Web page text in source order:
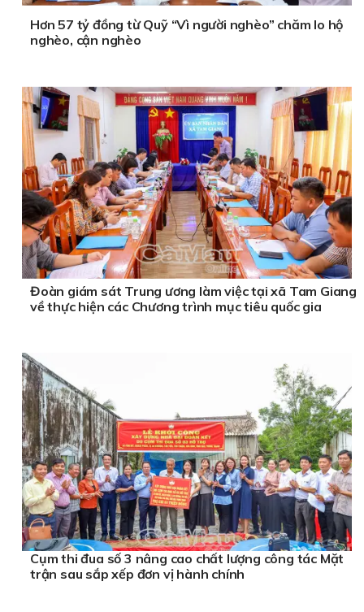
Hơn 57 tỷ đồng từ Quỹ “Vì người nghèo” chăm lo hộ
nghèo, cận nghèo
Đoàn giám sát Trung ương làm việc tại xã Tam Giang
về thực hiện các Chương trình mục tiêu quốc gia
Cụm thi đua số 3 nâng cao chất lượng công tác Mặt
trận sau sắp xếp đơn vị hành chính